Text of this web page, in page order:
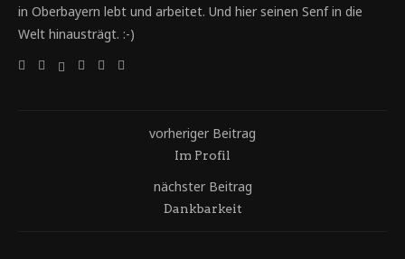
in Oberbayern lebt und arbeitet. Und hier seinen Senf in die
Welt hinausträgt. :-)
vorheriger Beitrag
Im Profil
nächster Beitrag
Dankbarkeit